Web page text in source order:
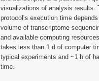
visualizations of analysis results.
protocol’s execution time
volume of transcriptome
and available computing
takes less than 1 d of computer
typical experiments and ~1 h of
time.